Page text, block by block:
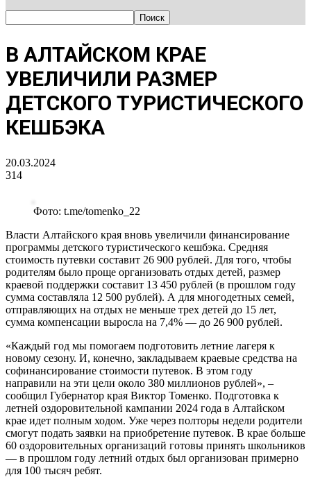
В АЛТАЙСКОМ КРАЕ
УВЕЛИЧИЛИ РАЗМЕР
ДЕТСКОГО ТУРИСТИЧЕСКОГО
КЕШБЭКА
20.03.2024
314
Фото: t.me/tomenko_22
Власти Алтайского края вновь увеличили финансирование
программы детского туристического кешбэка. Средняя
стоимость путевки составит 26 900 рублей. Для того, чтобы
родителям было проще организовать отдых детей, размер
краевой поддержки составит 13 450 рублей (в прошлом году
сумма составляла 12 500 рублей). А для многодетных семей,
отправляющих на отдых не меньше трех детей до 15 лет,
сумма компенсации выросла на 7,4% — до 26 900 рублей.
«Каждый год мы помогаем подготовить летние лагеря к
новому сезону. И, конечно, закладываем краевые средства на
софинансирование стоимости путевок. В этом году
направили на эти цели около 380 миллионов рублей», –
сообщил Губернатор края Виктор Томенко. Подготовка к
летней оздоровительной кампании 2024 года в Алтайском
крае идет полным ходом. Уже через полторы недели родители
смогут подать заявки на приобретение путевок. В крае больше
60 оздоровительных организаций готовы принять школьников
— в прошлом году летний отдых был организован примерно
для 100 тысяч ребят.